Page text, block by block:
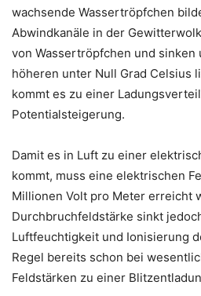
wachsende Wassertröpfchen
Abwindkanäle in der
von Wassertröpfchen und sinken
höheren unter Null Grad Celsius
kommt es zu einer
Potentialsteigerung.
Damit es in Luft zu einer
kommt, muss eine elektrischen
Millionen Volt pro Meter erreicht
Durchbruchfeldstärke sinkt
Luftfeuchtigkeit und Ionisierung
Regel bereits schon bei
Feldstärken zu einer